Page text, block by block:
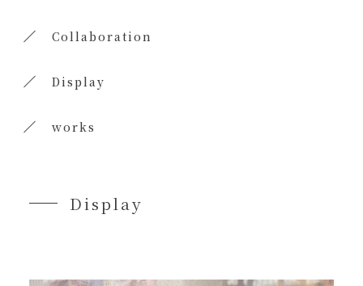
Collaboration
Display
works
Display